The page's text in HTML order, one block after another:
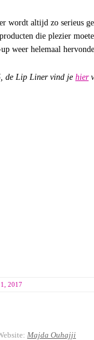
wordt altijd zo serieus
die plezier
weer helemaal
de Lip Liner vind je hier
2017
Majda Ouhajji